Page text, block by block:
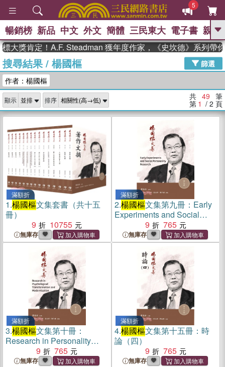
5
GO
高希均教授回憶錄
、 The Odyssey 、 父親節 、 如果歷
獎 臺灣漫遊錄 、 方念華 、 台灣的李
登輝時代
數學女孩：黎曼猜想 、
偉大的迷走神經
暢銷榜 新品 中文 外文 簡體 三民東大 電子書 親子
定！A.F. Steadman 獲年度作家，《史坎德》系列帶你踏上
搜尋結果/ 楊國樞
篩選
作者：楊國樞
顯示 排序 共 49 筆
第 1 / 2 頁
滿額折
1.楊國樞文集套書（共十五
冊）
9
10755
無庫存
滿額折
2.楊國樞文集第九冊：Early
Experiments and Social
Personality Research
9 765
無庫存
滿額折
3.楊國樞文集第十冊：
Research in Personality
Trandformation and
Modernity
9 765
無庫存
滿額折
4.楊國樞文集第十五冊：時
論（四）
9
765
無庫存